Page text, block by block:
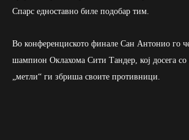
Спарс едноставно биле подобар тим.
Во конференциското финале Сан Антонио го
шампион Оклахома Сити Тандер, кој досега
„метли“ ги збриша своите противници.